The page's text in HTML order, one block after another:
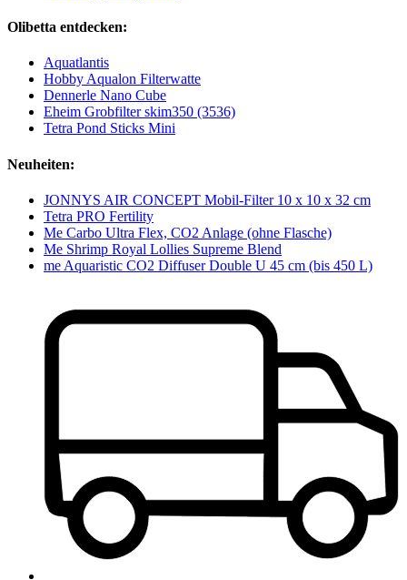
Olibetta entdecken:
Aquatlantis
Hobby Aqualon Filterwatte
Dennerle Nano Cube
Eheim Grobfilter skim350 (3536)
Tetra Pond Sticks Mini
Neuheiten:
JONNYS AIR CONCEPT Mobil-Filter 10 x 10 x 32 cm
Tetra PRO Fertility
Me Carbo Ultra Flex, CO2 Anlage (ohne Flasche)
Me Shrimp Royal Lollies Supreme Blend
me Aquaristic CO2 Diffuser Double U 45 cm (bis 450 L)